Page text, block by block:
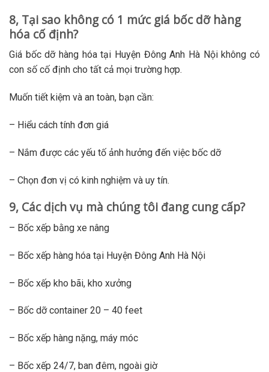
8, Tại sao không có 1 mức giá bốc dỡ hàng
hóa cố định?
Giá bốc dỡ hàng hóa tại Huyện Đông Anh Hà Nội không có
con số cố định cho tất cả mọi trường hợp.
Muốn tiết kiệm và an toàn, bạn cần:
– Hiểu cách tính đơn giá
– Nắm được các yếu tố ảnh hưởng đến việc bốc dỡ
– Chọn đơn vị có kinh nghiệm và uy tín.
9, Các dịch vụ mà chúng tôi đang cung cấp?
– Bốc xếp bằng xe nâng
– Bốc xếp hàng hóa tại Huyện Đông Anh Hà Nội
– Bốc xếp kho bãi, kho xưởng
– Bốc dỡ container 20 – 40 feet
– Bốc xếp hàng nặng, máy móc
– Bốc xếp 24/7, ban đêm, ngoài giờ